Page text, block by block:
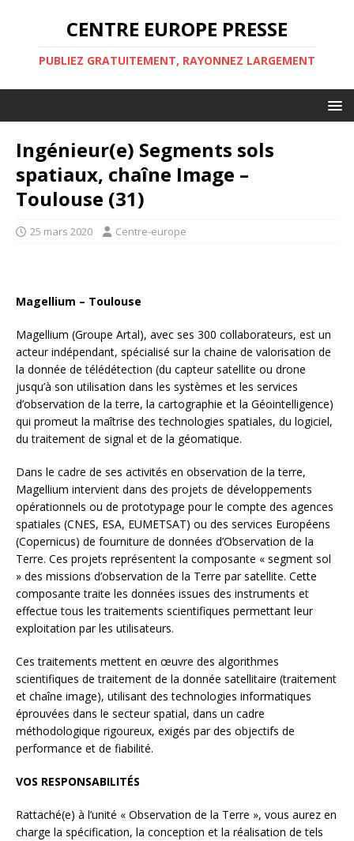
CENTRE EUROPE PRESSE
PUBLIEZ GRATUITEMENT, RAYONNEZ LARGEMENT
Ingénieur(e) Segments sols
spatiaux, chaîne Image –
Toulouse (31)
25 mars 2020 Centre-europe
Magellium – Toulouse
Magellium (Groupe Artal), avec ses 300 collaborateurs, est un
acteur indépendant, spécialisé sur la chaine de valorisation de
la donnée de télédétection (du capteur satellite ou drone
jusqu’à son utilisation dans les systèmes et les services
d’observation de la terre, la cartographie et la Géointelligence)
qui promeut la maîtrise des technologies spatiales, du logiciel,
du traitement de signal et de la géomatique.
Dans le cadre de ses activités en observation de la terre,
Magellium intervient dans des projets de développements
opérationnels ou de prototypage pour le compte des agences
spatiales (CNES, ESA, EUMETSAT) ou des services Européens
(Copernicus) de fourniture de données d’Observation de la
Terre. Ces projets représentent la composante « segment sol
» des missions d’observation de la Terre par satellite. Cette
composante traite les données issues des instruments et
effectue tous les traitements scientifiques permettant leur
exploitation par les utilisateurs.
Ces traitements mettent en œuvre des algorithmes
scientifiques de traitement de la donnée satellitaire (traitement
et chaîne image), utilisant des technologies informatiques
éprouvées dans le secteur spatial, dans un cadre
méthodologique rigoureux, exigés par des objectifs de
performance et de fiabilité.
VOS RESPONSABILITÉS
Rattaché(e) à l’unité « Observation de la Terre », vous aurez en
charge la spécification, la conception et la réalisation de tels